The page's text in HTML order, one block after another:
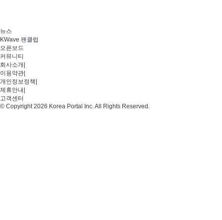
뉴스
KWave 팬클럽
오픈보드
커뮤니티
회사소개
이용약관
개인정보정책
제휴안내
고객센터
© Copyright 2026 Korea Portal Inc. All Rights Reserved.